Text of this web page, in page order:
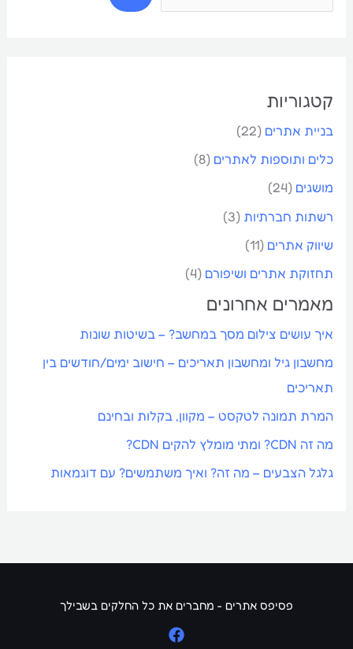
פ
קטגוריות
בניית אתרים (22)
כלים ותוספות לאתרים (8)
מושגים (24)
רשתות חברתיות (3)
שיווק אתרים (11)
תחזוקת אתרים ושיפורם (4)
מאמרים אחרונים
איך עושים צילום מסך במחשב? – בשיטות שונות
מחשבון גיל ומחשבון תאריכים – חישוב ימים/חודשים בין
תאריכים
המרת תמונה לטקסט – מקוון, בקלות ובחינם
מה זה CDN? ומתי מומלץ להקים CDN?
גלגל הצבעים – מה זה? ואיך משתמשים? עם דוגמאות
פסיפס אתרים - מחברים את כל החלקים בשבילך